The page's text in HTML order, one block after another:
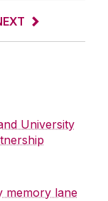
University
memory lane